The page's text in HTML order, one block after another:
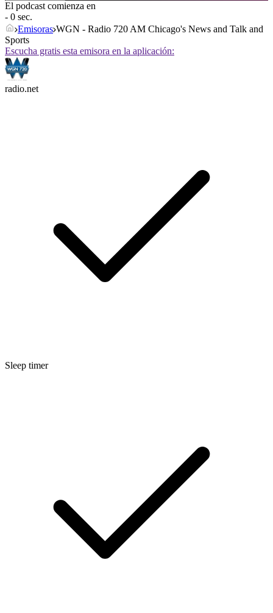
El podcast comienza en
- 0 sec.
Emisoras WGN - Radio 720 AM Chicago's News and Talk and
Sports
Escucha gratis esta emisora en la aplicación:
radio.net
Sleep timer